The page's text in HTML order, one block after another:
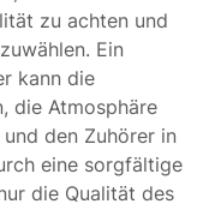
zu achten und
Ein
kann die
die Atmosphäre
den Zuhörer in
eine sorgfältige
die Qualität des